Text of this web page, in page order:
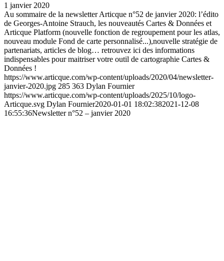
1 janvier 2020
Au sommaire de la newsletter Articque n°52 de janvier 2020: l’édito
de Georges-Antoine Strauch, les nouveautés Cartes & Données et
Articque Platform (nouvelle fonction de regroupement pour les atlas,
nouveau module Fond de carte personnalisé...),nouvelle stratégie de
partenariats, articles de blog… retrouvez ici des informations
indispensables pour maitriser votre outil de cartographie Cartes &
Données !
https://www.articque.com/wp-content/uploads/2020/04/newsletter-
janvier-2020.jpg 285 363 Dylan Fournier
https://www.articque.com/wp-content/uploads/2025/10/logo-
Articque.svg Dylan Fournier2020-01-01 18:02:382021-12-08
16:55:36Newsletter n°52 – janvier 2020